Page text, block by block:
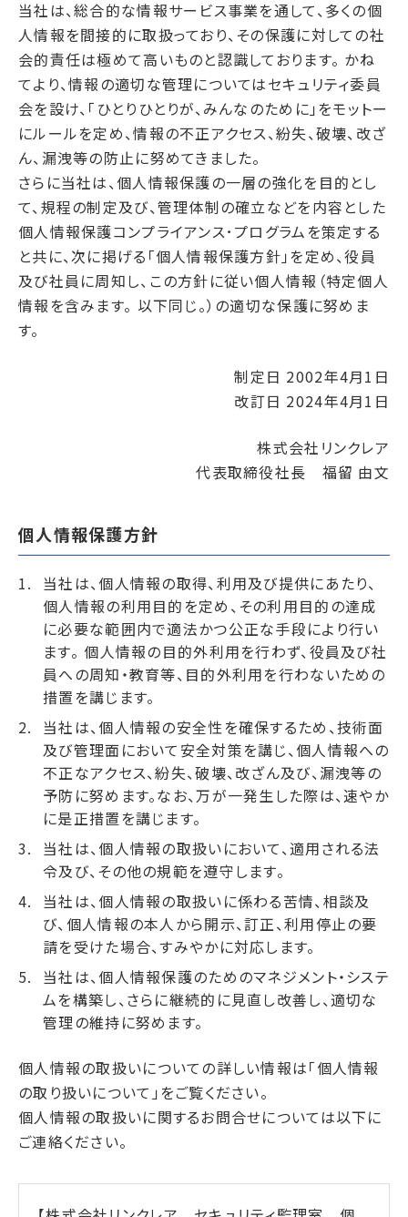
当社は、総合的な情報サービス事業を通して、多くの個
人情報を間接的に取扱っており、その保護に対しての社
会的責任は極めて高いものと認識しております。 かね
てより、情報の適切な管理についてはセキュリティ委員
会を設け、「ひとりひとりが、みんなのために」をモットー
にルールを定め、情報の不正アクセス、紛失、破壊、改ざ
ん、漏洩等の防止に努めてきました。
さらに当社は、個人情報保護の一層の強化を目的とし
て、規程の制定及び、管理体制の確立などを内容とした
個人情報保護コンプライアンス･プログラムを策定する
と共に、次に掲げる「個人情報保護方針」を定め、役員
及び社員に周知し、この方針に従い個人情報（特定個人
情報を含みます。 以下同じ。）の適切な保護に努めま
す。
制定日 2002年4月1日
改訂日 2024年4月1日
株式会社リンクレア
代表取締役社長 福留 由文
個人情報保護方針
当社は、個人情報の取得、利用及び提供にあたり、
個人情報の利用目的を定め、その利用目的の達成
に必要な範囲内で適法かつ公正な手段により行い
ます。 個人情報の目的外利用を行わず、役員及び社
員への周知・教育等、目的外利用を行わないための
措置を講じます。
当社は、個人情報の安全性を確保するため、技術面
及び管理面において安全対策を講じ、個人情報への
不正なアクセス、紛失、破壊、改ざん及び、漏洩等の
予防に努めます。なお、万が一発生した際は、速やか
に是正措置を講じます。
当社は、個人情報の取扱いにおいて、適用される法
令及び、その他の規範を遵守します。
当社は、個人情報の取扱いに係わる苦情、相談及
び、個人情報の本人から開示、訂正、利用停止の要
請を受けた場合、すみやかに対応します。
当社は、個人情報保護のためのマネジメント・システ
ムを構築し、さらに継続的に見直し改善し、適切な
管理の維持に努めます。
個人情報の取扱いについての詳しい情報は「個人情報
の取り扱いについて」をご覧ください。
個人情報の取扱いに関するお問合せについては以下に
ご連絡ください。